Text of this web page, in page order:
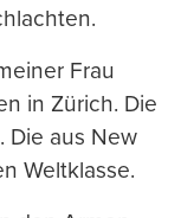
Frau
in Zürich. Die
Die aus New
Weltklasse.